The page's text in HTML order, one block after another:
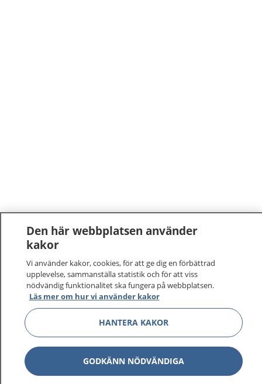
Den här webbplatsen använder
kakor
Vi använder kakor, cookies, för att ge dig en förbättrad
upplevelse, sammanställa statistik och för att viss
nödvändig funktionalitet ska fungera på webbplatsen.
Läs mer om hur vi använder kakor
HANTERA KAKOR
GODKÄNN NÖDVÄNDIGA